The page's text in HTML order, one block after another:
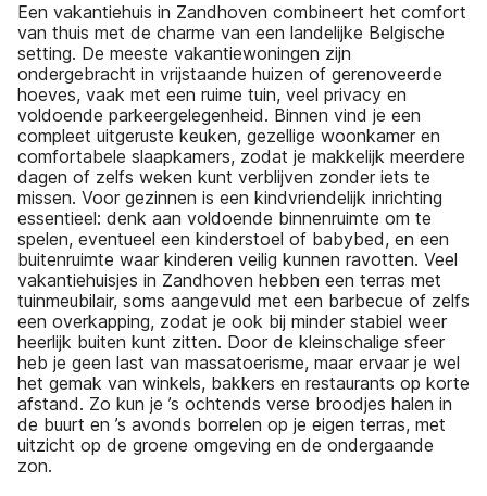
Een vakantiehuis in Zandhoven combineert het comfort
van thuis met de charme van een landelijke Belgische
setting. De meeste vakantiewoningen zijn
ondergebracht in vrijstaande huizen of gerenoveerde
hoeves, vaak met een ruime tuin, veel privacy en
voldoende parkeergelegenheid. Binnen vind je een
compleet uitgeruste keuken, gezellige woonkamer en
comfortabele slaapkamers, zodat je makkelijk meerdere
dagen of zelfs weken kunt verblijven zonder iets te
missen. Voor gezinnen is een kindvriendelijk inrichting
essentieel: denk aan voldoende binnenruimte om te
spelen, eventueel een kinderstoel of babybed, en een
buitenruimte waar kinderen veilig kunnen ravotten. Veel
vakantiehuisjes in Zandhoven hebben een terras met
tuinmeubilair, soms aangevuld met een barbecue of zelfs
een overkapping, zodat je ook bij minder stabiel weer
heerlijk buiten kunt zitten. Door de kleinschalige sfeer
heb je geen last van massatoerisme, maar ervaar je wel
het gemak van winkels, bakkers en restaurants op korte
afstand. Zo kun je ’s ochtends verse broodjes halen in
de buurt en ’s avonds borrelen op je eigen terras, met
uitzicht op de groene omgeving en de ondergaande
zon.